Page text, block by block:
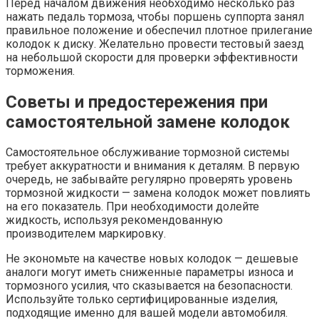
Перед началом движения необходимо несколько раз
нажать педаль тормоза, чтобы поршень суппорта занял
правильное положение и обеспечил плотное прилегание
колодок к диску. Желательно провести тестовый заезд
на небольшой скорости для проверки эффективности
торможения.
Советы и предостережения при
самостоятельной замене колодок
Самостоятельное обслуживание тормозной системы
требует аккуратности и внимания к деталям. В первую
очередь, не забывайте регулярно проверять уровень
тормозной жидкости — замена колодок может повлиять
на его показатель. При необходимости долейте
жидкость, используя рекомендованную
производителем маркировку.
Не экономьте на качестве новых колодок — дешевые
аналоги могут иметь сниженные параметры износа и
тормозного усилия, что сказывается на безопасности.
Используйте только сертифицированные изделия,
подходящие именно для вашей модели автомобиля.